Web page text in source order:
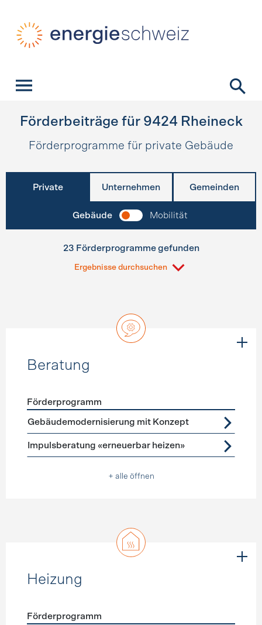
Förderbeiträge für 9424 Rheineck
Förderprogramme für private Gebäude
Private Unternehmen Gemeinden
Gebäude Mobilität
23 Förderprogramme gefunden
Ergebnisse durchsuchen
Beratung
Förderprogramme Beratung
Förderprogramm
Gebäudemodernisierung mit Konzept
Impulsberatung «erneuerbar heizen»
+ alle öffnen
Heizung
Förderprogramm